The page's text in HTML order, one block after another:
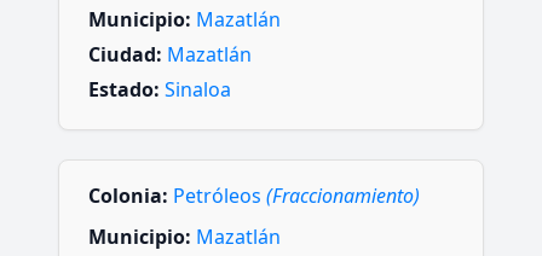
Municipio: Mazatlán
Ciudad: Mazatlán
Estado: Sinaloa
Colonia: Petróleos (Fraccionamiento)
Municipio: Mazatlán